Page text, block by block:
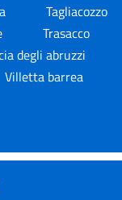
Tagliacozzo
Trasacco
degli abruzzi
Villetta barrea